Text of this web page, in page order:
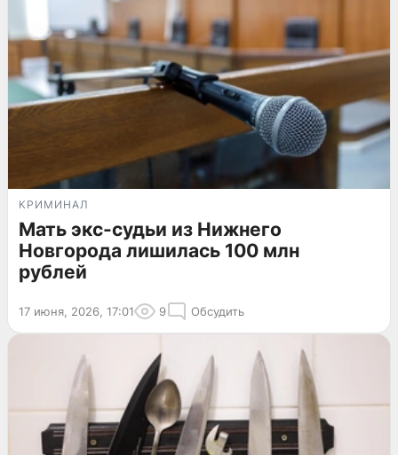
КРИМИНАЛ
Мать экс-судьи из Нижнего
Новгорода лишилась 100 млн
рублей
17 июня, 2026, 17:01 9 Обсудить